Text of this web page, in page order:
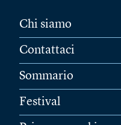
Chi siamo
Contattaci
Sommario
Festival